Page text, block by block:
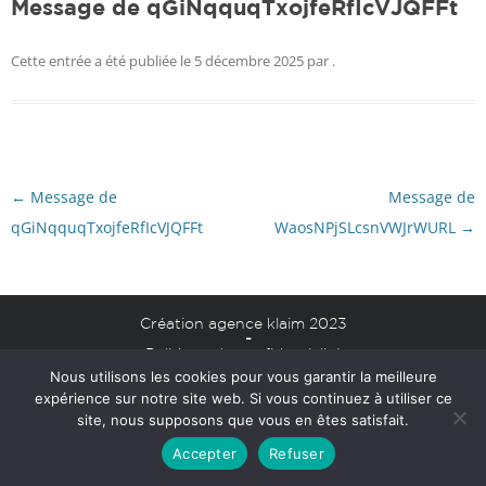
Message de qGiNqquqTxojfeRfIcVJQFFt
Cette entrée a été publiée le 5 décembre 2025 par .
Navigation
des
articles
← Message de
qGiNqquqTxojfeRfIcVJQFFt
Message de
WaosNPjSLcsnVWJrWURL →
Création agence klaim 2023
-
Mentions légales
Nous utilisons les cookies pour vous garantir la meilleure
expérience sur notre site web. Si vous continuez à utiliser ce
site, nous supposons que vous en êtes satisfait.
Accepter
Refuser